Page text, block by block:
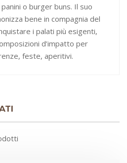
o burger buns. Il suo
bene in compagnia del
i palati più esigenti,
d’impatto per
feste, aperitivi.